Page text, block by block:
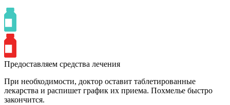
Предоставляем средства лечения
При необходимости, доктор оставит таблетированные
лекарства и распишет график их приема. Похмелье быстро
закончится.